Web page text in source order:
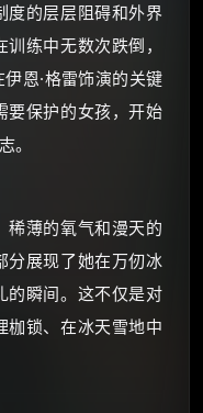
度的层层阻碍和外界
练中无数次跌倒，
恩·格雷饰演的关键
要保护的女孩，开始
。
稀薄的氧气和漫天的
分展现了她在万仞冰
的瞬间。这不仅是对
枷锁、在冰天雪地中
卖红包、
赐茶